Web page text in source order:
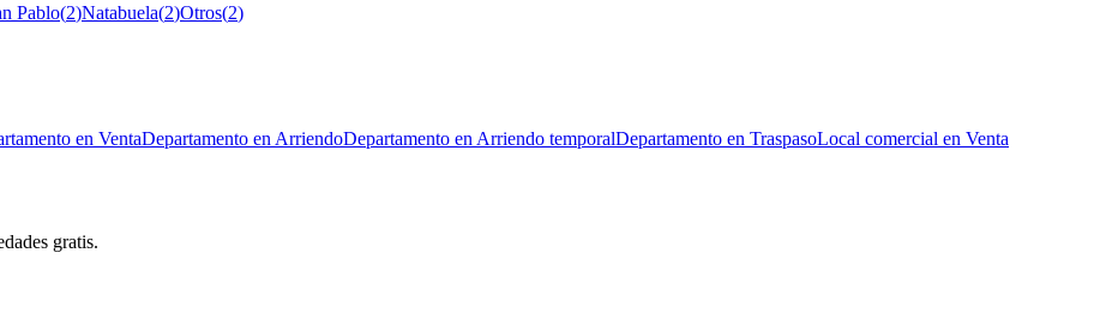
Pablo(2)Natabuela(2)Otros(2)
en VentaDepartamento en ArriendoDepartamento en Arriendo temporalDepartamento en TraspasoLocal comercial en Venta
gratis.